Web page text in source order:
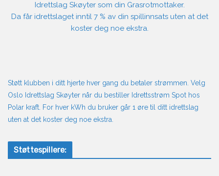
Idrettslag Skøyter som din Grasrotmottaker.
Da får idrettslaget inntil 7 % av din spillinnsats uten at det
koster deg noe ekstra.
Støtt klubben i ditt hjerte hver gang du betaler strømmen. Velg
Oslo Idrettslag Skøyter når du bestiller Idrettsstrøm Spot hos
Polar kraft. For hver kWh du bruker går 1 øre til ditt idrettslag
uten at det koster deg noe ekstra.
Støttespillere: